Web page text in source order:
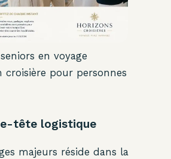
en voyage
croisière pour personnes
tête logistique
majeurs réside dans la